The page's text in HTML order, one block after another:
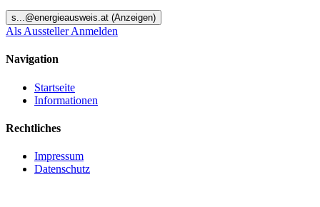
s ...@energieausweis.at (Anzeigen)
Als Aussteller Anmelden
Navigation
Startseite
Informationen
Rechtliches
Impressum
Datenschutz